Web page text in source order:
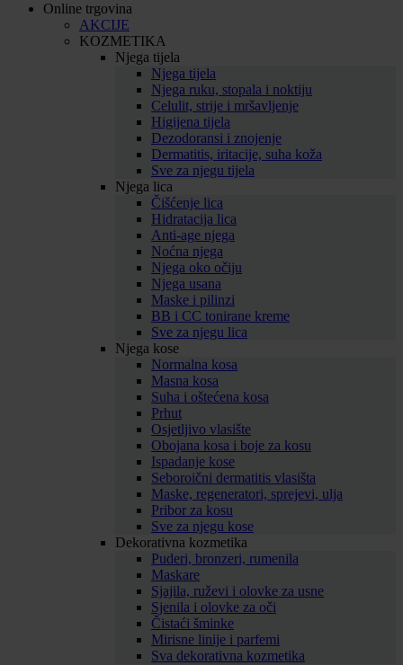
Online trgovina
AKCIJE
KOZMETIKA
Njega tijela
Njega tijela
Njega ruku, stopala i noktiju
Celulit, strije i mršavljenje
Higijena tijela
Dezodoransi i znojenje
Dermatitis, iritacije, suha koža
Sve za njegu tijela
Njega lica
Čišćenje lica
Hidratacija lica
Anti-age njega
Noćna njega
Njega oko očiju
Njega usana
Maske i pilinzi
BB i CC tonirane kreme
Sve za njegu lica
Njega kose
Normalna kosa
Masna kosa
Suha i oštećena kosa
Prhut
Osjetljivo vlasište
Obojana kosa i boje za kosu
Ispadanje kose
Seboroični dermatitis vlasišta
Maske, regeneratori, sprejevi, ulja
Pribor za kosu
Sve za njegu kose
Dekorativna kozmetika
Puderi, bronzeri, rumenila
Maskare
Sjajila, ruževi i olovke za usne
Sjenila i olovke za oči
Čistaći šminke
Mirisne linije i parfemi
Sva dekorativna kozmetika